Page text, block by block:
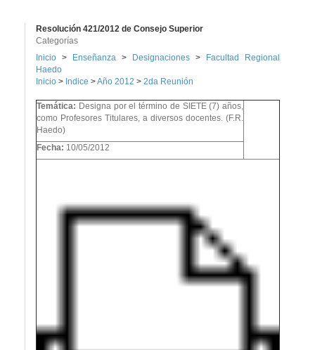
Resolución 421/2012 de Consejo Superior
Categorías
Inicio > Enseñanza > Designaciones >
Facultad Regional
Haedo
Inicio > Indice >Año 2012 > 2da Reunión
Temática: Designa por el término de SIETE (7) años,
como Profesores Titulares, a diversos docentes. (F.R.
Haedo)
Fecha: 10/05/2012